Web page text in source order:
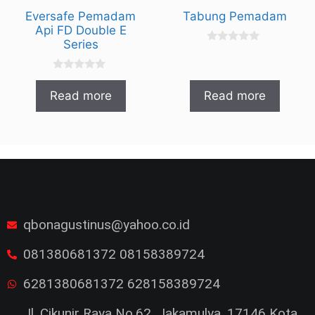
Eversafe Pemadam
Api FD Double E
Series
0
u
Read more
Tabung Pemadam
t
o
f
Read more
qbonagustinus@yahoo.co.id
081380681372 08158389724
6281380681372 628158389724